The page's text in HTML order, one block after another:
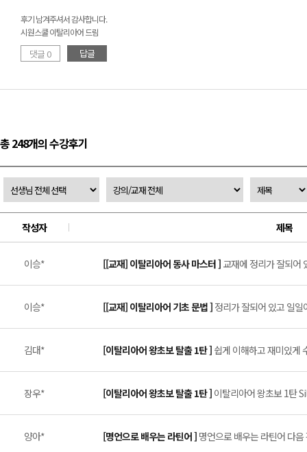
후기 남겨주셔서 감사합니다.
시원스쿨 이탈리아어 드림
댓글 0 답글
총 248개의 수강후기
작성자 제목
이승* [[교재] 이탈리아어 동사 마스터 ] 교재에 정리가 잘되어
이승* [[교재] 이탈리아어 기초 문법 ] 정리가 잘되어 있고 일
김대* [이탈리아어 왕초보 탈출 1탄 ] 쉽게 이해하고 재미있게
장우* [이탈리아어 왕초보 탈출 1탄 ] 이탈리아어 왕초보 1탄
양아* [명언으로 배우는 라틴어 ] 명언으로 배우는 라틴어 다